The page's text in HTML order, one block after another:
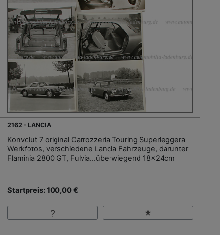
2162 - LANCIA
Konvolut 7 original Carrozzeria Touring Superleggera
Werkfotos, verschiedene Lancia Fahrzeuge, darunter
Flaminia 2800 GT, Fulvia...überwiegend 18x24cm
Startpreis: 100,00 €